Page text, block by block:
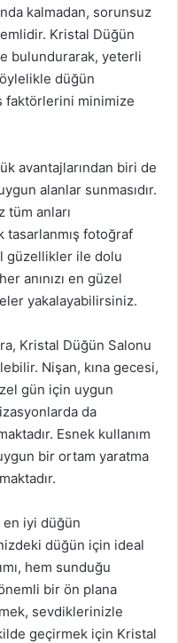
kalmadan, sorunsuz
Kristal Düğün
bulundurarak, yeterli
düğün
faktörlerini minimize
avantajlarından biri de
alanlar sunmasıdır.
tüm anları
fotoğraf
güzellikler ile dolu
anınızı en güzel
yakalayabilirsiniz.
Kristal Düğün Salonu
Nişan, kına gecesi,
gün için uygun
da
Esnek kullanım
bir ortam yaratma
en iyi düğün
düğün için ideal
hem sunduğu
bir ön plana
sevdiklerinizle
geçirmek için Kristal